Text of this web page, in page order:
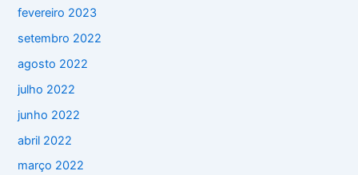
fevereiro 2023
setembro 2022
agosto 2022
julho 2022
junho 2022
abril 2022
março 2022